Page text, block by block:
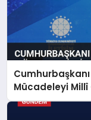
Mücadeleyi Millî